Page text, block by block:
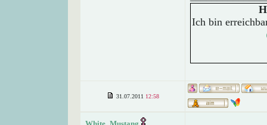
Ich bin
31.07.2011 12:58